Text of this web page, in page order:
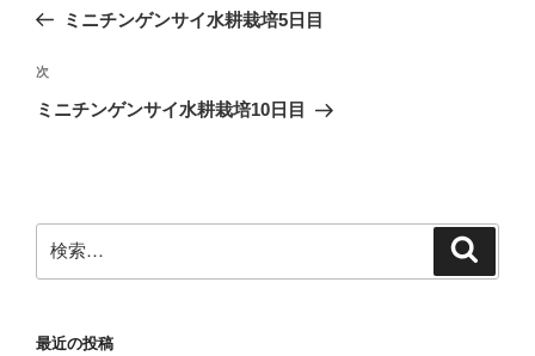
ナ
ビ
ゲ
ン
の
稿
ミニチンゲンサイ水耕栽培5日目
次
の
次
ミニチンゲンサイ水耕栽培10日目
索:
最近の投稿